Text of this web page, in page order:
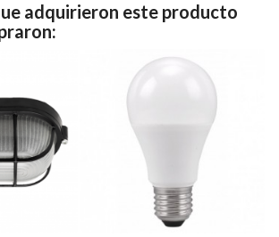
adquirieron este producto